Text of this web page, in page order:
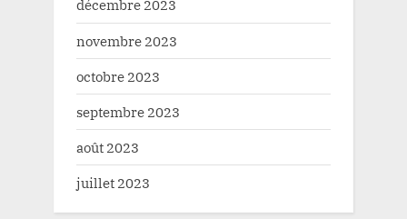
décembre 2023
novembre 2023
octobre 2023
septembre 2023
août 2023
juillet 2023